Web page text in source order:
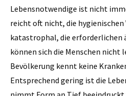
Lebensnotwendige ist nicht
reicht oft nicht, die hygienischen
katastrophal, die erforderlichen
können sich die Menschen nicht
Bevölkerung kennt keine
Entsprechend gering ist die